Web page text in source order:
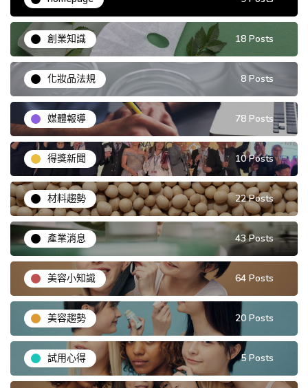
創業知識 18 Posts
化妝品法規 8 Posts
媒體報導 78 Posts
得獎新聞 10 Posts
材料趨勢 22 Posts
產業消息 43 Posts
美容小知識 64 Posts
美容趨勢 20 Posts
試用心得 5 Posts